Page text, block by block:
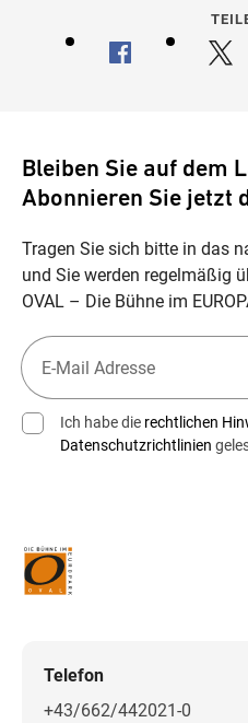
Bleiben Sie auf dem
Abonnieren Sie jetzt
Tragen Sie sich bitte in das
und Sie werden regelmäßig
OVAL – Die Bühne im
Ich habe die rechtlichen
Datenschutzrichtlinien
Telefon
+43/662/442021-0